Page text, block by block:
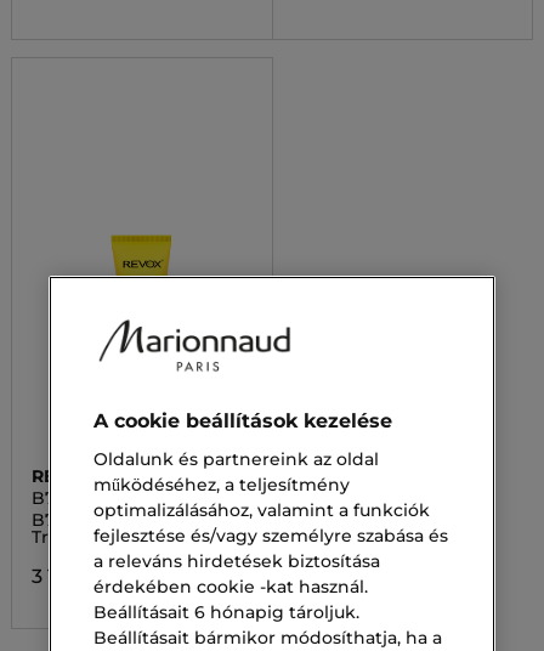
REVOX
B77
B77 Zitcare Spot
Treatment Krém
3 100,00 Ft
A cookie beállítások kezelése
Oldalunk és partnereink az oldal
működéséhez, a teljesítmény
optimalizálásához, valamint a funkciók
fejlesztése és/vagy személyre szabása és
a releváns hirdetések biztosítása
érdekében cookie -kat használ.
Beállításait 6 hónapig tároljuk.
Beállításait bármikor módosíthatja, ha a